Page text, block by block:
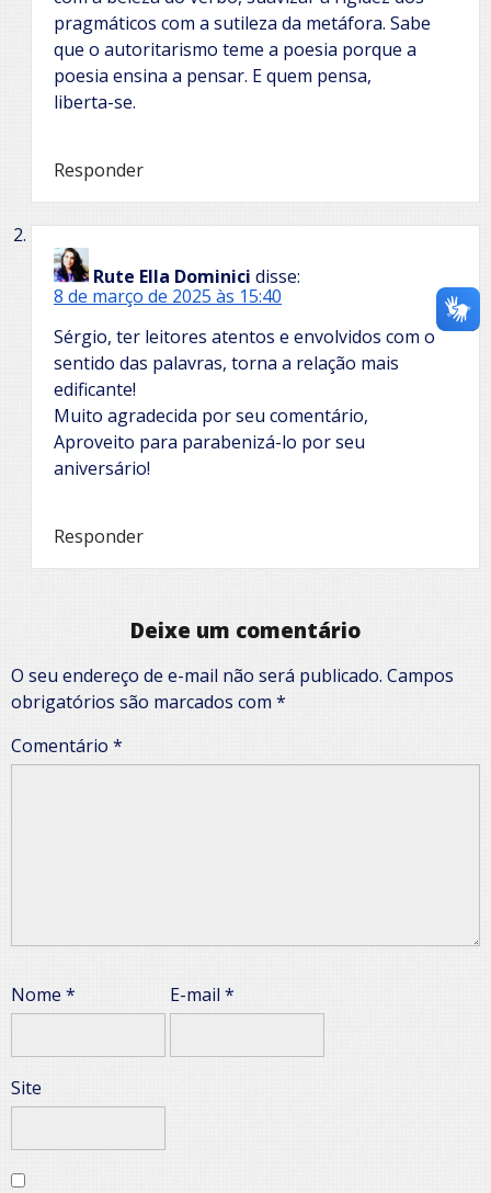
pragmáticos com a sutileza da metáfora. Sabe
que o autoritarismo teme a poesia porque a
poesia ensina a pensar. E quem pensa,
liberta-se.
Responder
Rute Ella Dominici disse:
8 de março de 2025 às 15:40
Sérgio, ter leitores atentos e envolvidos com o
sentido das palavras, torna a relação mais
edificante!
Muito agradecida por seu comentário,
Aproveito para parabenizá-lo por seu
aniversário!
Responder
Deixe um comentário
O seu endereço de e-mail não será publicado. Campos
obrigatórios são marcados com *
Comentário *
Nome* E-mail *
Site